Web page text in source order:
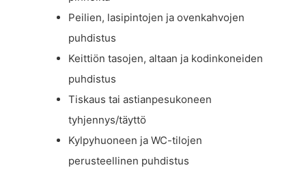
Peilien, lasipintojen ja ovenkahvojen
puhdistus
Keittiön tasojen, altaan ja kodinkoneiden
puhdistus
Tiskaus tai astianpesukoneen
tyhjennys/täyttö
Kylpyhuoneen ja WC-tilojen
perusteellinen puhdistus